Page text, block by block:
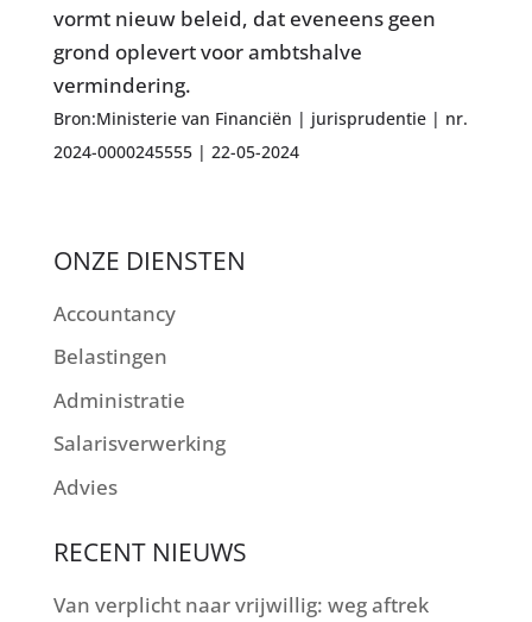
vormt nieuw beleid, dat eveneens geen
grond oplevert voor ambtshalve
vermindering.
Bron:Ministerie van Financiën | jurisprudentie | nr.
2024-0000245555 | 22-05-2024
ONZE DIENSTEN
Accountancy
Belastingen
Administratie
Salarisverwerking
Advies
RECENT NIEUWS
Van verplicht naar vrijwillig: weg aftrek